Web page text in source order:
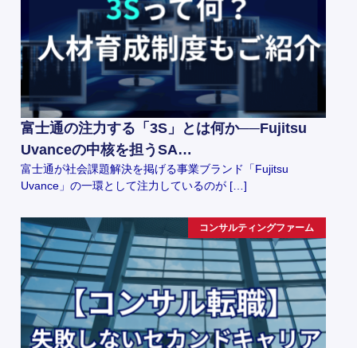
富士通の注力する「3S」とは何か──Fujitsu
Uvanceの中核を担うSA…
富士通が社会課題解決を掲げる事業ブランド「Fujitsu
Uvance」の一環として注力しているのが […]
コンサルティングファーム